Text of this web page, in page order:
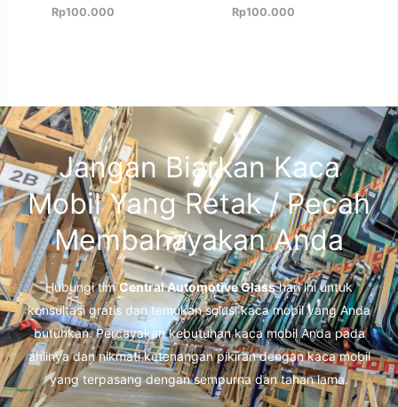
Rp100.000 Rp100.000
Jangan Biarkan Kaca
Mobil Yang Retak / Pecah
Membahayakan Anda
Hubungi timCentral Automotive Glasshari ini untuk
konsultasi gratis dan temukan solusi kaca mobil yang Anda
butuhkan. Percayakan kebutuhan kaca mobil Anda pada
ahlinya dan nikmati ketenangan pikiran dengan kaca mobil
yang terpasang dengan sempurna dan tahan lama.